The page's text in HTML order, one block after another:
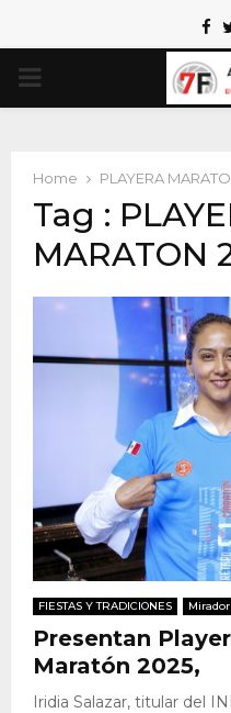
PRIMARY
Home PLAYERA
Tag :
MARATON
FIESTAS Y TRADICIONES Mirador
Presentan
Maratón 2025,
Iridia Salazar, titular del